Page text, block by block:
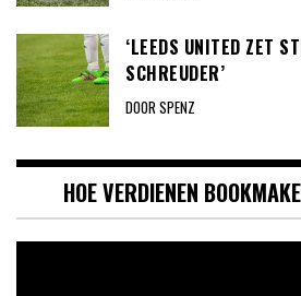
‘LEEDS UNITED ZET
SCHREUDER’
DOOR SPENZ
HOE VERDIENEN